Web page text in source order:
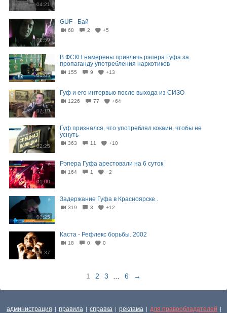
04:21
02:59
GUF - Бай
68 2 +5
01:05
В ФСКН намерены привлечь рэпера Гуфа за
пропаганду употребления наркотиков
155 9 +13
07:19
Гуф и его интервью после выхода из СИЗО
1226 77 +64
02:25
Гуф признался, что употреблял кокаин, чтобы не
уснуть
363 11 +10
01:00
Рэпера Гуфа арестовали на 6 суток
164 1 −2
00:25
Задержание Гуфа в Красноярске .
319 3 +12
03:37
Каста - Рефлекс борьбы. 2002
18 0 0
1 2 3 6 →
администрация | правила | справка | реклама | для правообладателей |